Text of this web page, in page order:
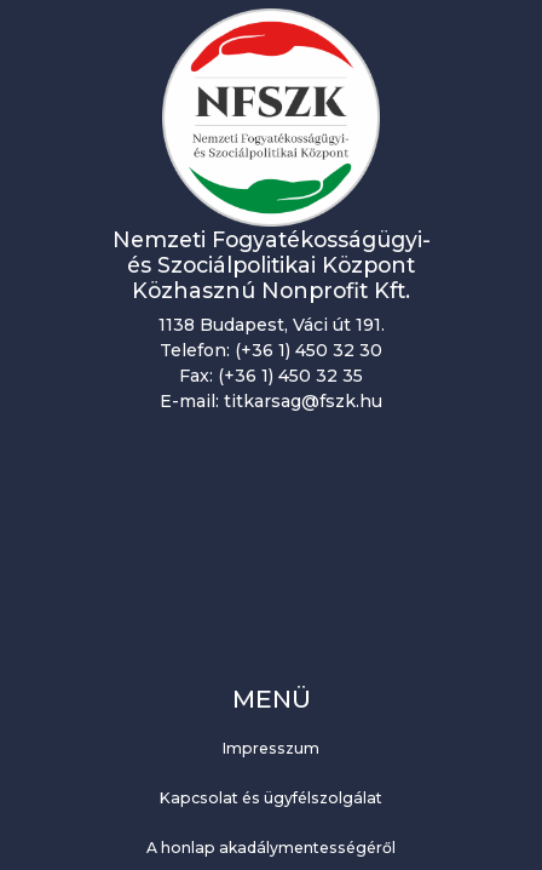
Nemzeti Fogyatékosságügyi-
és Szociálpolitikai Központ
Közhasznú Nonprofit Kft.
1138 Budapest, Váci út 191.
Telefon: (+36 1) 450 32 30
Fax: (+36 1) 450 32 35
E-mail: titkarsag@fszk.hu
MENÜ
Impresszum
Kapcsolat és ügyfélszolgálat
A honlap akadálymentességéről